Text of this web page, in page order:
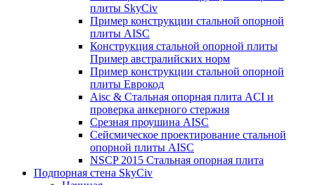
плиты SkyCiv
Пример конструкции стальной опорной
плиты AISC
Конструкция стальной опорной плиты
Пример австралийских норм
Пример конструкции стальной опорной
плиты Еврокод
Aisc & Стальная опорная плита ACI и
проверка анкерного стержня
Срезная проушина AISC
Сейсмическое проектирование стальной
опорной плиты AISC
NSCP 2015 Стальная опорная плита
Подпорная стена SkyCiv